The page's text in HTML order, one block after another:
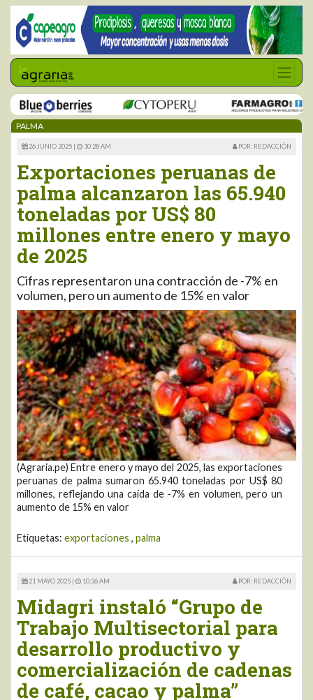
PALMA
26 JUNIO 2025 | 10:28 AM POR: REDACCIÓN
Exportaciones peruanas de
palma alcanzaron las 65.940
toneladas por US$ 80
millones entre enero y mayo
de 2025
Cifras representaron una contracción de -7% en
volumen, pero un aumento de 15% en valor
(Agraria.pe) Entre enero y mayo del 2025, las exportaciones
peruanas de palma sumaron 65.940 toneladas por US$ 80
millones, reflejando una caída de -7% en volumen, pero un
aumento de 15% en valor
Etiquetas: exportaciones , palma
21 MAYO 2025 | 10:36 AM POR: REDACCIÓN
Midagri instaló “Grupo de
Trabajo Multisectorial para
desarrollo productivo y
comercialización de cadenas
de café, cacao y palma”